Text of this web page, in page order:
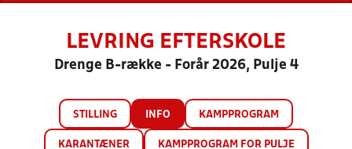
LEVRING EFTERSKOLE
Drenge B-række - Forår 2026, Pulje 4
STILLING INFO KAMPPROGRAM
KARANTÆNER KAMPPROGRAM FOR PULJE